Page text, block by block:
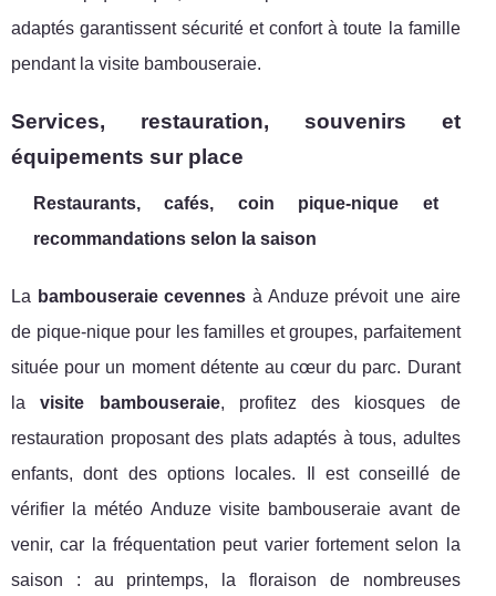
adaptés garantissent sécurité et confort à toute la famille
pendant la visite bambouseraie.
Services, restauration, souvenirs et
équipements sur place
Restaurants, cafés, coin pique-nique et
recommandations selon la saison
La bambouseraie cevennes à Anduze prévoit une aire
de pique-nique pour les familles et groupes, parfaitement
située pour un moment détente au cœur du parc. Durant
lavisite bambouseraie, profitez des kiosques de
restauration proposant des plats adaptés à tous, adultes
enfants, dont des options locales. Il est conseillé de
vérifier la météo Anduze visite bambouseraie avant de
venir, car la fréquentation peut varier fortement selon la
saison : au printemps, la floraison de nombreuses